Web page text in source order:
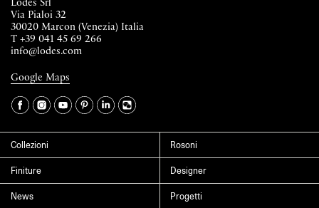
La tua occupazione è
Seleziona il paese ►
newsletter
Lodes Srl
Via Pialoi 32
30020 Marcon (Venezia) Italia
T +39 041 45 69 266
info@lodes.com
Google Maps
Collezioni Rosoni
Finiture Designer
News Progetti